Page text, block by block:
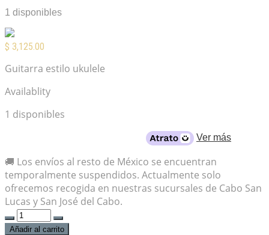
1 disponibles
$ 3,125.00
Guitarra estilo ukulele
Availablity
1 disponibles
Ver más
🚚 Los envíos al resto de México se encuentran
temporalmente suspendidos. Actualmente solo
ofrecemos recogida en nuestras sucursales de Cabo San
Lucas y San José del Cabo.
Guitalele
Yamaha
Añadir al carrito